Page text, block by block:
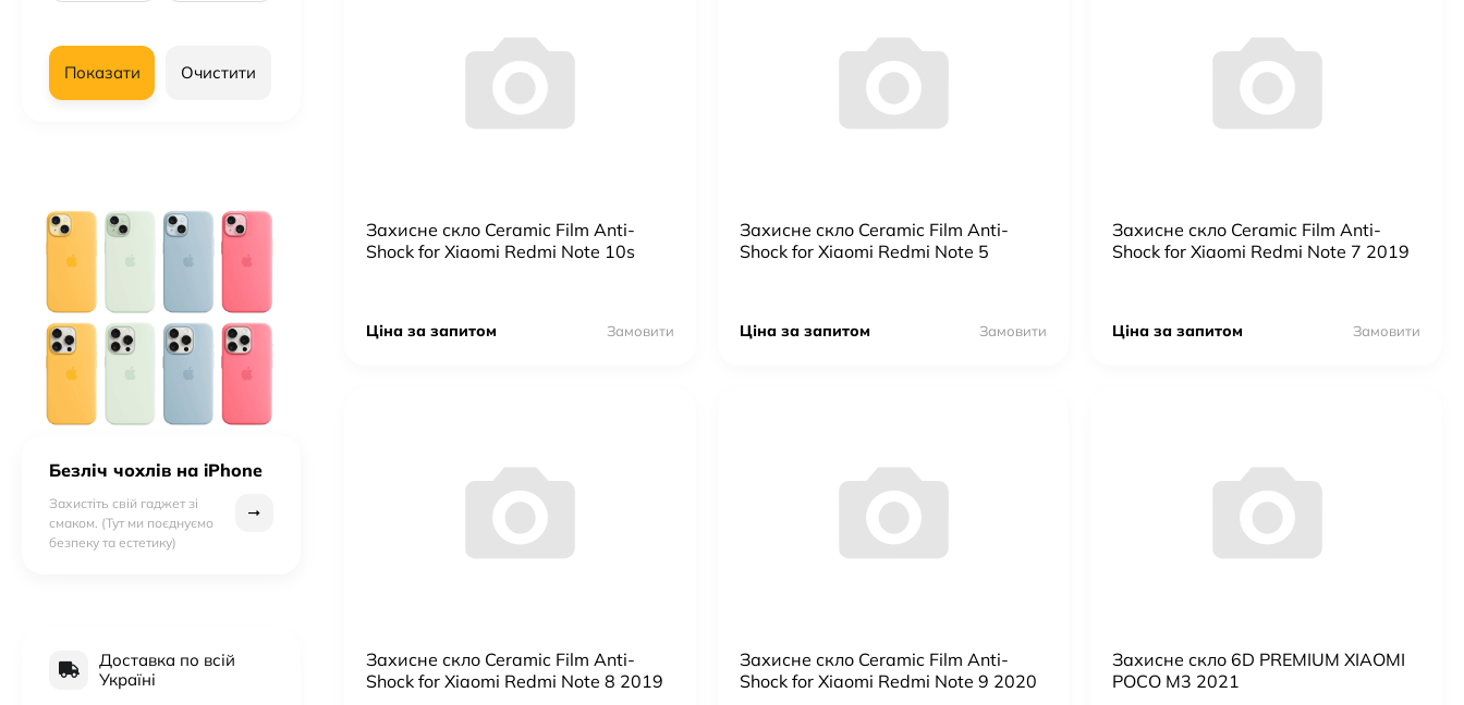
Захисне скло Ceramic Film Anti-
Shock for Xiaomi Redmi Note 10s
Ціна за запитом Замовити
Захисне скло Ceramic Film Anti-
Shock for Xiaomi Redmi Note 5
Ціна за запитом Замовити
Захисне скло Ceramic Film Anti-
Shock for Xiaomi Redmi Note 7 2019
Ціна за запитом Замовити
Захисне скло Ceramic Film Anti-
Shock for Xiaomi Redmi Note 8 2019
Захисне скло Ceramic Film Anti-
Shock for Xiaomi Redmi Note 9 2020
Захисне скло 6D PREMIUM XIAOMI
POCO M3 2021
Показати Очистити
Безліч чохлів на iPhone
Захистіть свій гаджет зі
смаком. (Тут ми поєднуємо
безпеку та естетику)
Доставка по всій
Україні